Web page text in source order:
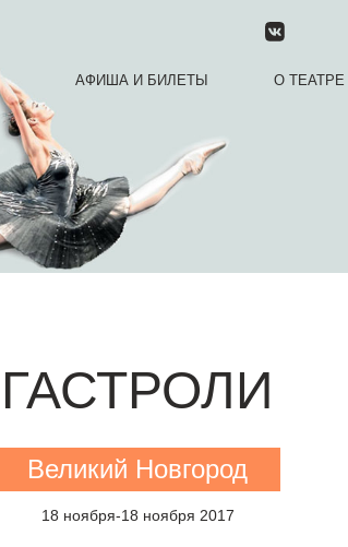
АФИША И БИЛЕТЫ О ТЕАТРЕ
ГАСТРОЛИ
Великий Новгород
18 ноября-18 ноября 2017